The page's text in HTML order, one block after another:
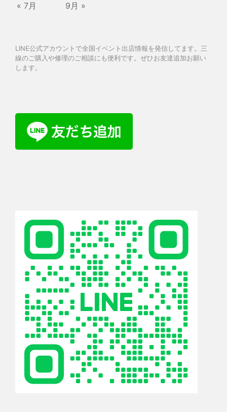
« 7月
9月 »
LINE公式アカウントで全国イベント出店情報を発信してます。三
線のご購入や修理のご相談にも便利です。ぜひお友達追加お願い
します。